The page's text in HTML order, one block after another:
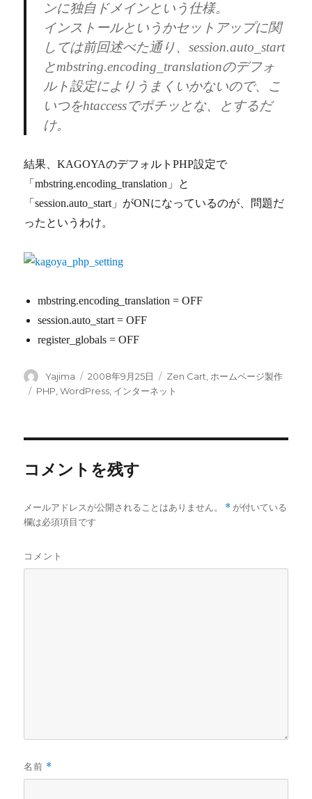
ンに独自ドメインという仕様。
インストールというかセットアップに関
しては前回述べた通り、session.auto_start
とmbstring.encoding_translationのデフォ
ルト設定によりうまくいかないので、こ
いつをhtaccessでポチッとな、とするだ
け。
結果、KAGOYAのデフォルトPHP設定で
「mbstring.encoding_translation」と
「session.auto_start」がONになっているのが、問題だ
ったというわけ。
mbstring.encoding_translation = OFF
session.auto_start = OFF
register_globals = OFF
投
稿
Yajima
投
稿
2008年9月25日
カ
テ
ー
Zen Cart,ホームページ製作
タ
PHP,WordPress, インターネット
コメントを残す
メールアドレスが公開されることはありません。 *が付いている
欄は必須項目です
コメント
名前 *